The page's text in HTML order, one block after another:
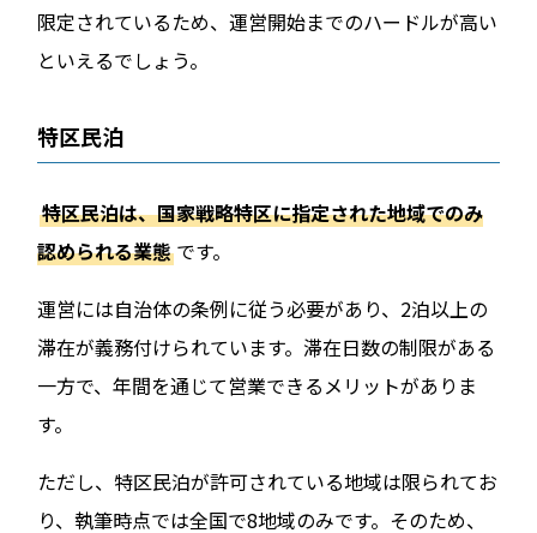
限定されているため、運営開始までのハードルが高い
といえるでしょう。
特区民泊
特区民泊は、国家戦略特区に指定された地域でのみ
認められる業態 です。
運営には自治体の条例に従う必要があり、2泊以上の
滞在が義務付けられています。滞在日数の制限がある
一方で、年間を通じて営業できるメリットがありま
す。
ただし、特区民泊が許可されている地域は限られてお
り、執筆時点では全国で8地域のみです。そのため、